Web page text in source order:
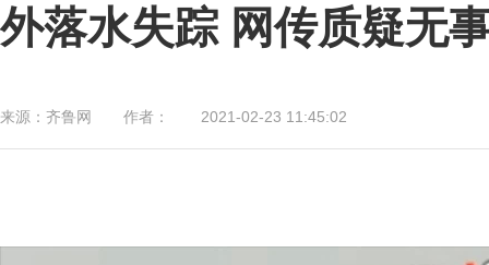
外落水失踪 网传质疑无
来源： 齐鲁网 作者： 2021-02-23 11:45:02